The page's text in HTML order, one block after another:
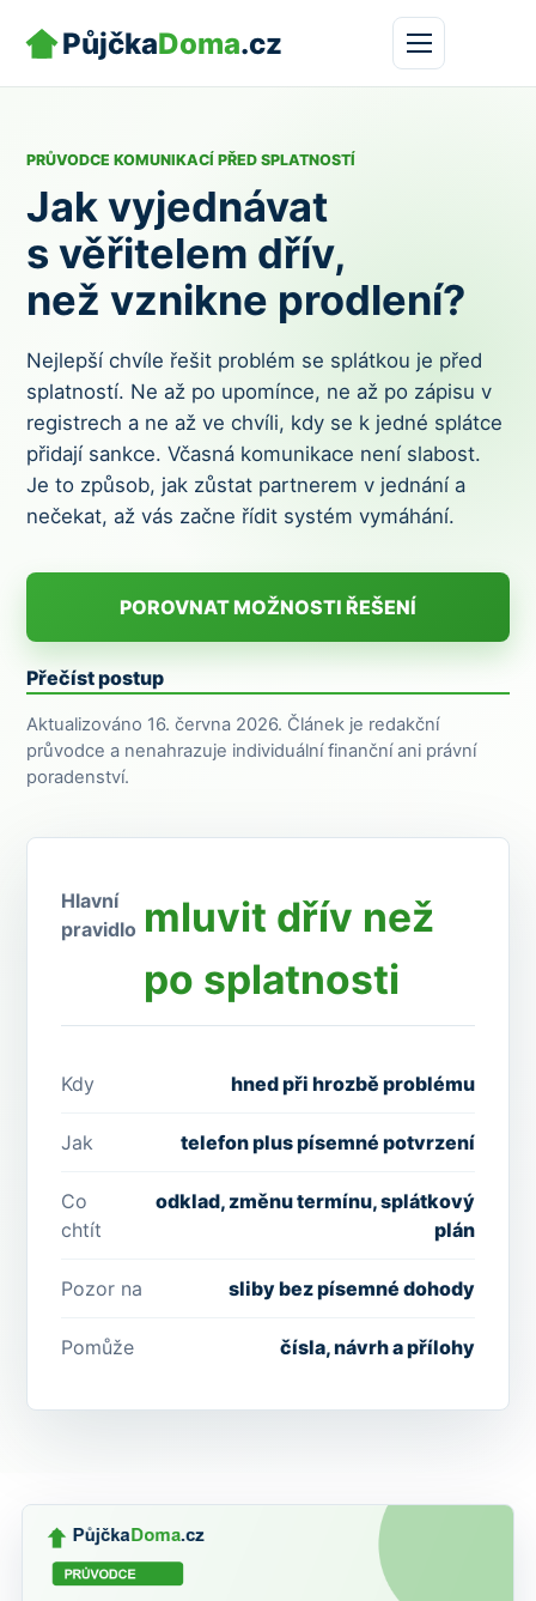
PůjčkaDoma.cz
PRŮVODCE KOMUNIKACÍ PŘED SPLATNOSTÍ
Jak vyjednávat
s věřitelem dřív,
než vznikne prodlení?
Nejlepší chvíle řešit problém se splátkou je před
splatností. Ne až po upomínce, ne až po zápisu v
registrech a ne až ve chvíli, kdy se k jedné splátce
přidají sankce. Včasná komunikace není slabost.
Je to způsob, jak zůstat partnerem v jednání a
nečekat, až vás začne řídit systém vymáhání.
POROVNAT MOŽNOSTI ŘEŠENÍ
Přečíst postup
Aktualizováno 16. června 2026. Článek je redakční
průvodce a nenahrazuje individuální finanční ani právní
poradenství.
Hlavní
pravidlo mluvit dřív než
po splatnosti
Kdy hned při hrozbě problému
Jak telefon plus písemné potvrzení
Co
chtít
odklad, změnu termínu, splátkový
plán
Pozor na sliby bez písemné dohody
Pomůže čísla, návrh a přílohy